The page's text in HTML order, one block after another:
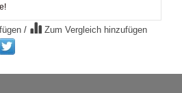
/ Zum Vergleich hinzufügen